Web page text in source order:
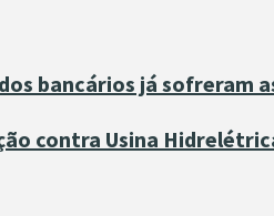
bancários já sofreram
contra Usina